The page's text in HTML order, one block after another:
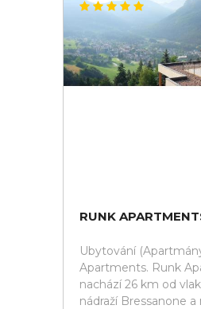
RUNK
Ubytování
Apartments. Runk
nachází 26 km od
nádraží Bressanone a